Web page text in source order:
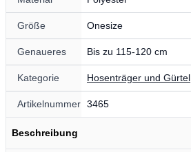
Größe Onesize
Genaueres Bis zu 115-120 cm
Kategorie Hosenträger und Gürtel
Artikelnummer 3465
Beschreibung